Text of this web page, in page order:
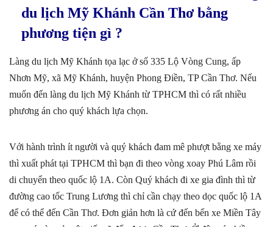
du lịch Mỹ Khánh Cần Thơ bằng
phương tiện gì ?
Làng du lịch Mỹ Khánh tọa lạc ở số 335 Lộ Vòng Cung, ấp
Nhơn Mỹ, xã Mỹ Khánh, huyện Phong Điền, TP Cần Thơ. Nếu
muốn đến làng du lịch Mỹ Khánh từ TPHCM thì có rất nhiều
phương án cho quý khách lựa chọn.
Với hành trình ít người và quý khách đam mê phượt bằng xe máy
thì xuất phát tại TPHCM thì bạn đi theo vòng xoay Phú Lâm rồi
di chuyển theo quốc lộ 1A. Còn Quý khách đi xe gia đình thì từ
đường cao tốc Trung Lương thì chỉ cần chạy theo dọc quốc lộ 1A
để có thể đến Cần Thơ. Đơn giản hơn là cứ đến bến xe Miền Tây